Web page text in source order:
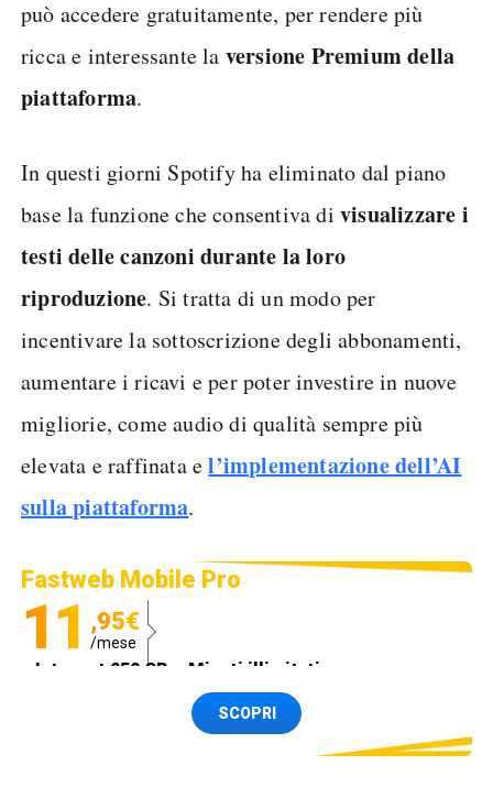
può accedere gratuitamente, per rendere più
ricca e interessante la versione Premium della
piattaforma.
In questi giorni Spotify ha eliminato dal piano
base la funzione che consentiva di visualizzare i
testi delle canzoni durante la loro
riproduzione. Si tratta di un modo per
incentivare la sottoscrizione degli abbonamenti,
aumentare i ricavi e per poter investire in nuove
migliorie, come audio di qualità sempre più
elevata e raffinata el’implementazione dell’AI
sulla piattaforma.
Fastweb Mobile Pro
11 ,95€
/mese
Internet 250 GB e Minuti illimitati
Spedizione SIM GRATISSCOPRI